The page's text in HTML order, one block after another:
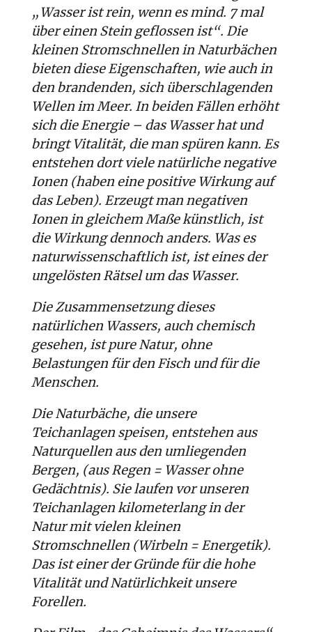
„Wasser ist rein, wenn es mind. 7 mal
über einen Stein geflossen ist“. Die
kleinen Stromschnellen in Naturbächen
bieten diese Eigenschaften, wie auch in
den brandenden, sich überschlagenden
Wellen im Meer. In beiden Fällen erhöht
sich die Energie – das Wasser hat und
bringt Vitalität, die man spüren kann. Es
entstehen dort viele natürliche negative
Ionen (haben eine positive Wirkung auf
das Leben). Erzeugt man negativen
Ionen in gleichem Maße künstlich, ist
die Wirkung dennoch anders. Was es
naturwissenschaftlich ist, ist eines der
ungelösten Rätsel um das Wasser.
Die Zusammensetzung dieses
natürlichen Wassers, auch chemisch
gesehen, ist pure Natur, ohne
Belastungen für den Fisch und für die
Menschen.
Die Naturbäche, die unsere
Teichanlagen speisen, entstehen aus
Naturquellen aus den umliegenden
Bergen, (aus Regen = Wasser ohne
Gedächtnis). Sie laufen vor unseren
Teichanlagen kilometerlang in der
Natur mit vielen kleinen
Stromschnellen (Wirbeln = Energetik).
Das ist einer der Gründe für die hohe
Vitalität und Natürlichkeit unsere
Forellen.